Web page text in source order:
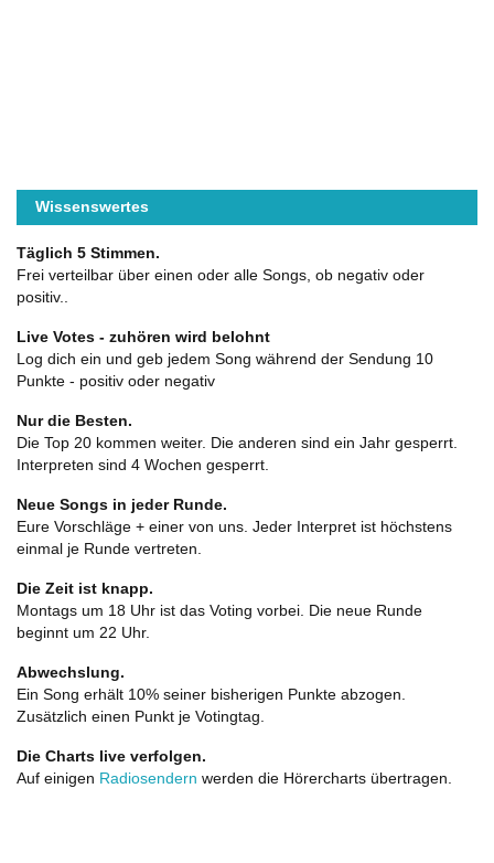
Wissenswertes
Täglich 5 Stimmen.
Frei verteilbar über einen oder alle Songs, ob negativ oder
positiv..
Live Votes - zuhören wird belohnt
Log dich ein und geb jedem Song während der Sendung 10
Punkte - positiv oder negativ
Nur die Besten.
Die Top 20 kommen weiter. Die anderen sind ein Jahr gesperrt.
Interpreten sind 4 Wochen gesperrt.
Neue Songs in jeder Runde.
Eure Vorschläge + einer von uns. Jeder Interpret ist höchstens
einmal je Runde vertreten.
Die Zeit ist knapp.
Montags um 18 Uhr ist das Voting vorbei. Die neue Runde
beginnt um 22 Uhr.
Abwechslung.
Ein Song erhält 10% seiner bisherigen Punkte abzogen.
Zusätzlich einen Punkt je Votingtag.
Die Charts live verfolgen.
Auf einigen Radiosendern werden die Hörercharts übertragen.